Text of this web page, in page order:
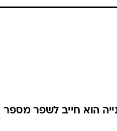
הוא חייב לשפר מספר